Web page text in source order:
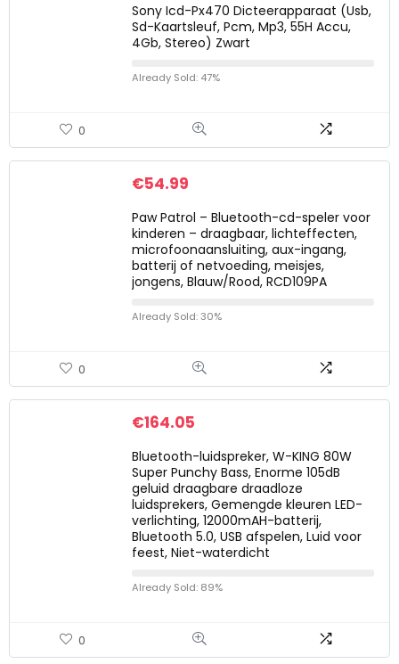
Sony Icd-Px470 Dicteerapparaat (Usb,
Sd-Kaartsleuf, Pcm, Mp3, 55H Accu,
4Gb, Stereo) Zwart
Already Sold: 47%
0
€54.99
Paw Patrol – Bluetooth-cd-speler voor
kinderen – draagbaar, lichteffecten,
microfoonaansluiting, aux-ingang,
batterij of netvoeding, meisjes,
jongens, Blauw/Rood, RCD109PA
Already Sold: 30%
0
€164.05
Bluetooth-luidspreker, W-KING 80W
Super Punchy Bass, Enorme 105dB
geluid draagbare draadloze
luidsprekers, Gemengde kleuren LED-
verlichting, 12000mAH-batterij,
Bluetooth 5.0, USB afspelen, Luid voor
feest, Niet-waterdicht
Already Sold: 89%
0